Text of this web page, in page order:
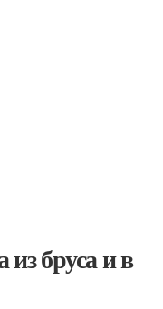
бруса и в